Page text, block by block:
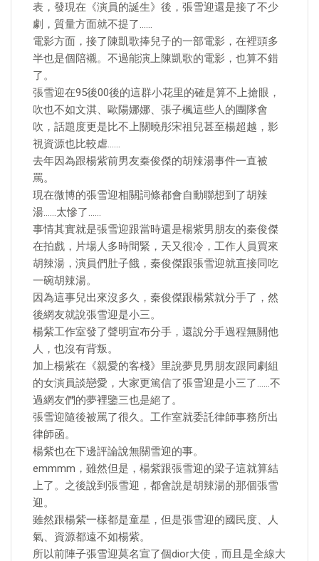
表，發現在《演員的誕生》後，張雪迎還是接了不少
劇，質量方面就不提了……
電影方面，接了陳凱歌捧兒子的一部電影，在裡頭多
半也是個陪襯。不過能演上陳凱歌的電影，也算不錯
了。
張雪迎在95後00後的這群小花里的確是算不上搶眼，
吹也不如文淇、歐陽娜娜、張子楓這些人的團隊會
吹，話題度更是比不上關曉彤宋祖兒甚至楊超越，影
視資源也比較虐……
去年因為跟楊紫前男友秦俊傑的胡辣湯事件一直被
罵。
現在微博的張雪迎相關詞條都會自動聯想到了胡辣
湯……太慘了……
事情其實就是張雪迎跟當時還是楊紫男朋友的秦俊傑
在拍戲，片場人多時間緊，天又很冷，工作人員買來
胡辣湯，演員們肚子餓，秦俊傑跟張雪迎就直接同吃
一碗胡辣湯。
因為這事兒出來沒多久，秦俊傑跟楊紫就分手了，然
後網友就說張雪迎是小三。
楊紫工作室發了聲明宣布分手，還說分手過程無關他
人，也沒有背叛。
加上楊紫在《親愛的客棧》里說夢見男朋友跟同劇組
的女演員談戀愛，大家更篤信了張雪迎是小三了……不
過網友們的夢裡鑒三也是絕了。
張雪迎隨後被罵了很久。工作室就委託律師事務所出
律師函。
楊紫也在下邊評論說無關雪迎的事。
emmmm，雖然但是，楊紫跟張雪迎的梁子這就算結
上了。之後說到張雪迎，都會說是胡辣湯的那個張雪
迎。
雖然跟楊紫一樣都是童星，但是張雪迎的國民度、人
氣、資源都遠不如楊紫。
所以前陣子張雪迎莫名宣了個dior大使，而且是全線大